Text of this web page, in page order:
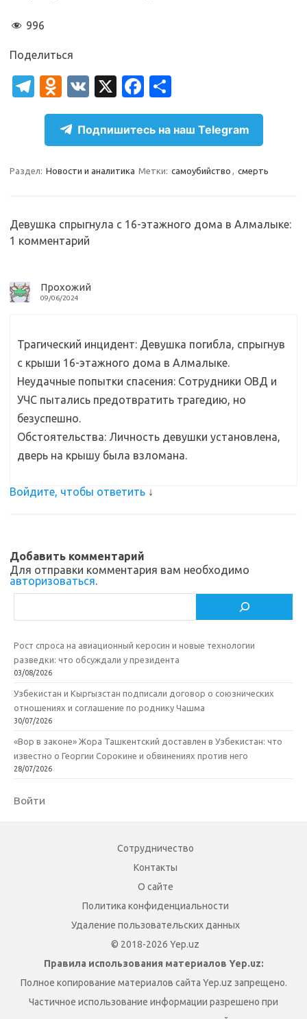
996
Поделиться
T
el
gr
a
O
d
n
o
kl
sn
ik
V
K
X
Fa
c
e
b
o
k
т
п
р
а
и
Подпишитесь на наш Telegram
Раздел: Новости и аналитика Метки: самоубийство , смерть
Девушка спрыгнула с 16-этажного дома в Алмалыке:
1 комментарий
Прохожий
09/06/2024
Трагический инцидент: Девушка погибла, спрыгнув
с крыши 16-этажного дома в Алмалыке.
Неудачные попытки спасения: Сотрудники ОВД и
УЧС пытались предотвратить трагедию, но
безуспешно.
Обстоятельства: Личность девушки установлена,
дверь на крышу была взломана.
Войдите, чтобы ответить ↓
Добавить комментарий
Для отправки комментария вам необходимо
авторизоваться.
Рост спроса на авиационный керосин и новые технологии
разведки: что обсуждали у президента
03/08/2026
Узбекистан и Кыргызстан подписали договор о союзнических
отношениях и соглашение по роднику Чашма
30/07/2026
«Вор в законе» Жора Ташкентский доставлен в Узбекистан: что
известно о Георгии Сорокине и обвинениях против него
28/07/2026
Войти
Сотрудничество
Контакты
О сайте
Политика конфиденциальности
Удаление пользовательских данных
© 2018-2026 Yep.uz
Правила использования материалов Yep.uz:
Полное копирование материалов сайта Yep.uz запрещено.
Частичное использование информации разрешено при